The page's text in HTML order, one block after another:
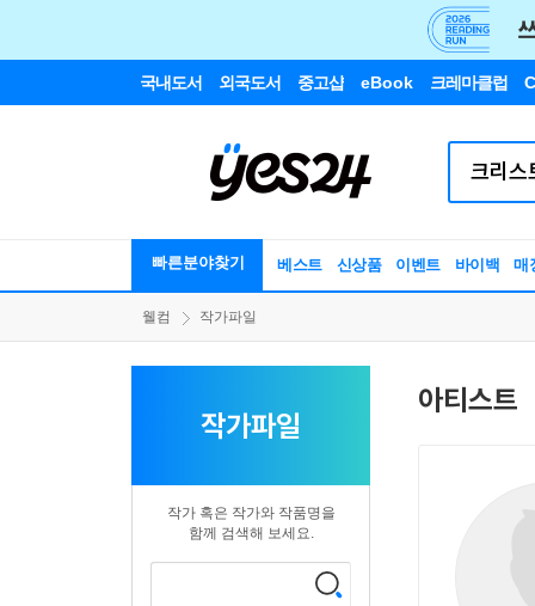
국내도서 외국도서 중고샵 eBook 크레마클럽
빠른분야찾기 베스트 신상품 이벤트 바이백 매
웰컴 작가파일
작가파일
작가 혹은 작가와 작품명을
함께 검색해 보세요.
아티스트